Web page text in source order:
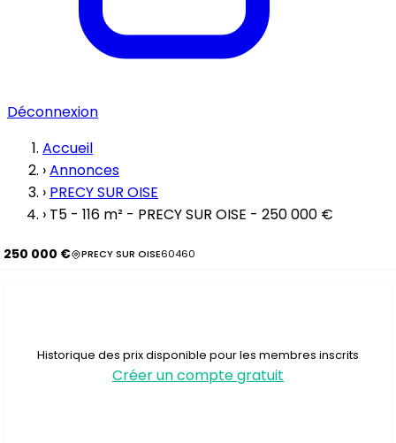
Déconnexion
Accueil
›Annonces
› PRECY SUR OISE
› T5 - 116 m² - PRECY SUR OISE - 250 000 €
250 000 € PRECY SUR OISE60460
Historique des prix disponible pour les membres inscrits
Créer un compte gratuit